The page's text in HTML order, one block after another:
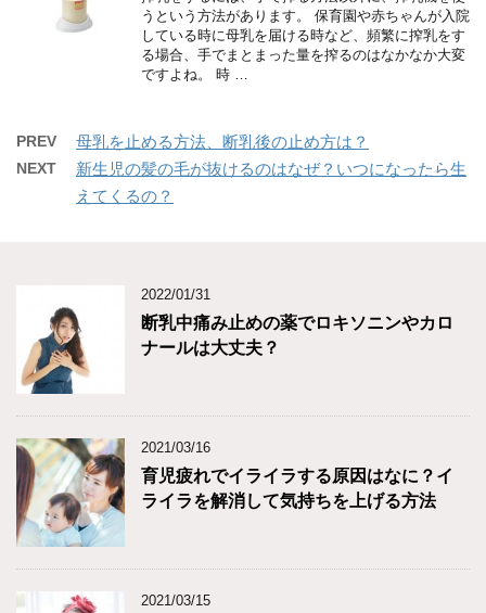
うという方法があります。 保育園や赤ちゃんが入院
している時に母乳を届ける時など、頻繁に搾乳をす
る場合、手でまとまった量を搾るのはなかなか大変
ですよね。 時 …
PREV 母乳を止める方法、断乳後の止め方は？
NEXT
新生児の髪の毛が抜けるのはなぜ？いつになったら生
えてくるの？
2022/01/31
断乳中痛み止めの薬でロキソニンやカロ
ナールは大丈夫？
2021/03/16
育児疲れでイライラする原因はなに？イ
ライラを解消して気持ちを上げる方法
2021/03/15